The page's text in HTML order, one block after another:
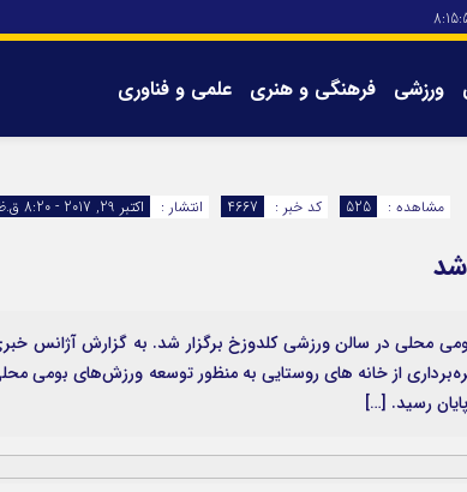
ورزشی فرهنگی و هنری علمی و فناوری
انتشار :
اکتبر 29, 2017 - 8:20 ق.ظ کد خبر : 4667 مشاهده : 525
شد
محلی در سالن ورزشی کلدوزخ برگزار شد. به گزارش آژانس
از خانه های روستایی به منظور توسعه ورزش‌های بومی
رسید. […]